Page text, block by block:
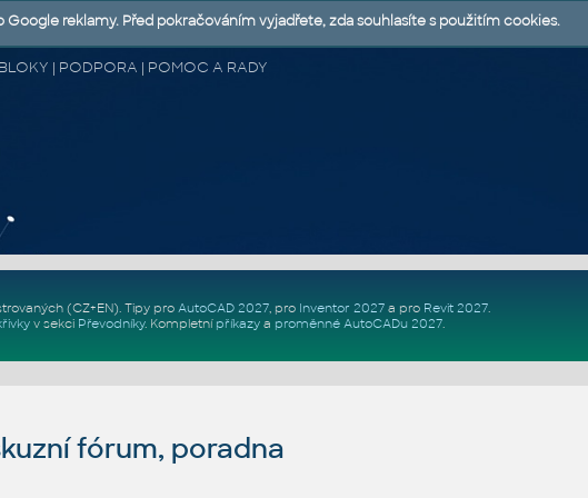
| PODPORA | POMOC A RADY
(CZ+EN). Tipy pro AutoCAD 2027, pro Inventor 2027a pro Revit 2027.
v sekci Převodníky. Kompletní příkazya proměnné AutoCADu 2027.
fórum, poradna
reklamy. Před pokračováním vyjadřete, zda souhlasíte s použitím cookies.